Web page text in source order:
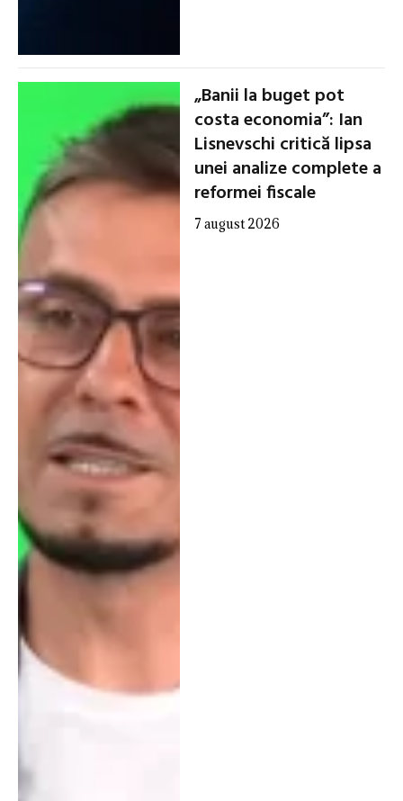
„Banii la buget pot
costa economia”: Ian
Lisnevschi critică lipsa
unei analize complete a
reformei fiscale
7 august 2026